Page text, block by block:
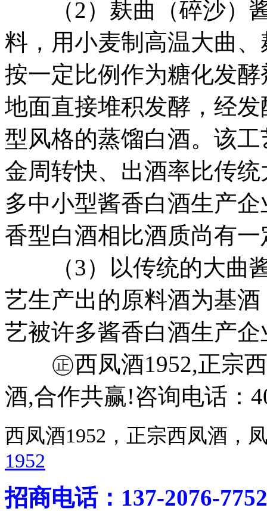
（2）麸曲（碎沙）酱
料，用小麦制高温大曲
按一定比例作为糖化发
地面直接堆积发酵，经
型风格的蒸馏白酒。该
金周转快、出酒率比传
多中小型酱香白酒生产
香型白酒相比酒质尚有
（3）以传统的大曲酱
艺生产出的原料酒为基
艺被许多酱香白酒生产
㊣西凤酒1952,正宗西
酒,合作共赢!咨询电话：
西凤酒1952，正宗西凤酒
1952
招商电话：137-2076-7752